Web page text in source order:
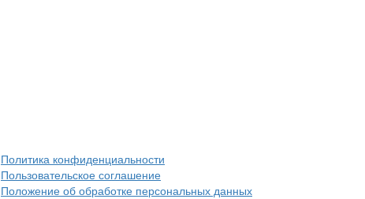
Политика конфиденциальности
Пользовательское соглашение
Положение об обработке персональных данных